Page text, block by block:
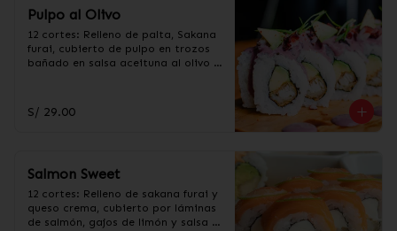
Pulpo al Olivo
12 cortes: Relleno de palta, Sakana
furai, cubierto de pulpo en trozos
bañado en salsa aceituna al olivo y
S/ 29.00
Salmon Sweet
12 cortes: Relleno de sakana furai y
queso crema, cubierto por láminas
de salmón, gajos de limón y salsa